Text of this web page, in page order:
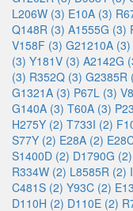
L206W (3) E10A (3)
Q148R (3) A1555G (3)
V158F (3) G21210A (3)
(3) Y181V (3) A2142G
(3) R352Q (3) G2385R
G1321A (3) P67L (3)
G140A (3) T60A (3)
H275Y (2) T733I (2)
S77Y (2) E28A (2)
S1400D (2) D1790G (2)
R334W (2) L8585R (2)
C481S (2) Y93C (2)
D110H (2) D110E (2)